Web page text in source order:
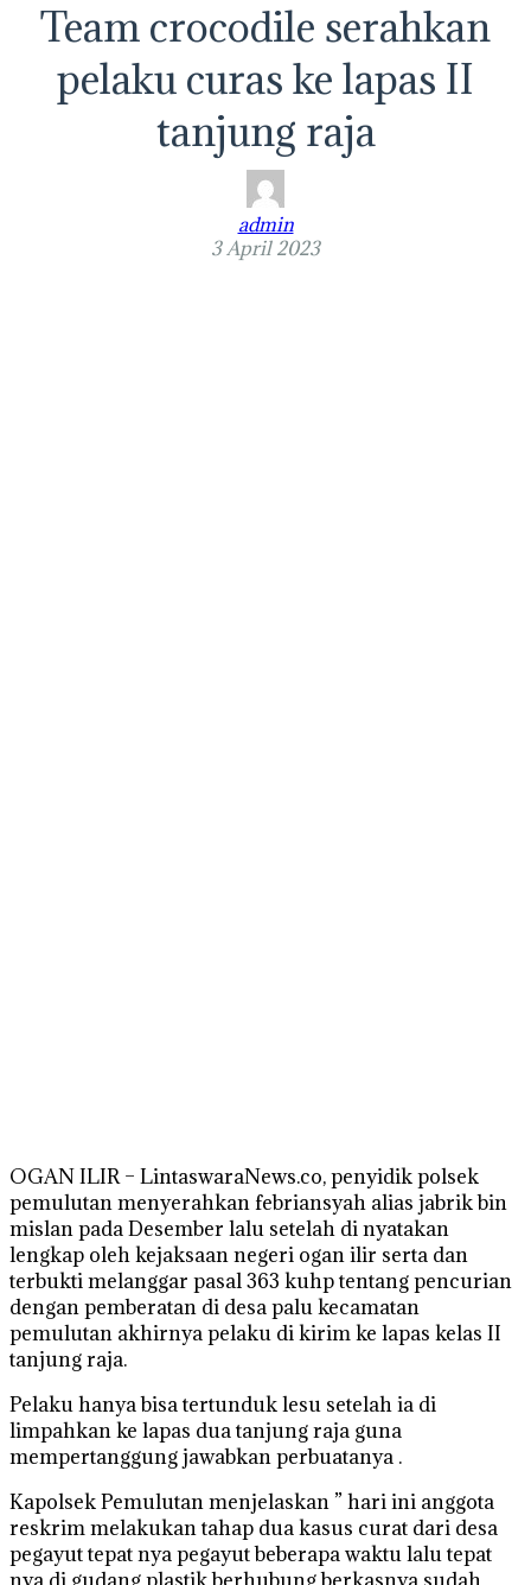
Team crocodile serahkan
pelaku curas ke lapas II
tanjung raja
admin
3 April 2023
OGAN ILIR – LintaswaraNews.co, penyidik polsek
pemulutan menyerahkan febriansyah alias jabrik bin
mislan pada Desember lalu setelah di nyatakan
lengkap oleh kejaksaan negeri ogan ilir serta dan
terbukti melanggar pasal 363 kuhp tentang pencurian
dengan pemberatan di desa palu kecamatan
pemulutan akhirnya pelaku di kirim ke lapas kelas II
tanjung raja.
Pelaku hanya bisa tertunduk lesu setelah ia di
limpahkan ke lapas dua tanjung raja guna
mempertanggung jawabkan perbuatanya .
Kapolsek Pemulutan menjelaskan ” hari ini anggota
reskrim melakukan tahap dua kasus curat dari desa
pegayut tepat nya pegayut beberapa waktu lalu tepat